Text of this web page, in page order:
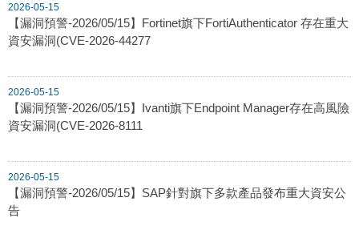
2026-05-15
【漏洞預警-2026/05/15】Fortinet旗下FortiAuthenticator 存在重大
資安漏洞(CVE-2026-44277
2026-05-15
【漏洞預警-2026/05/15】Ivanti旗下Endpoint Manager存在高風險
資安漏洞(CVE-2026-8111
2026-05-15
【漏洞預警-2026/05/15】SAP針對旗下多款產品發布重大資安公
告